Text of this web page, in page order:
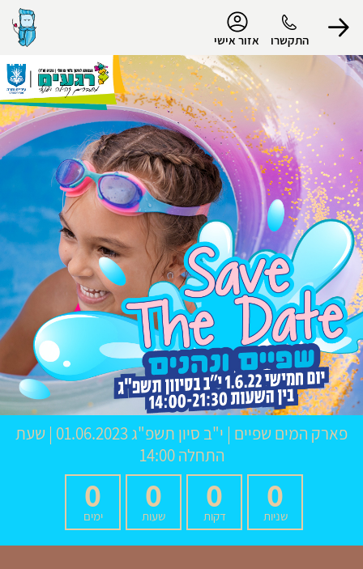
התקשרו אזור אישי
הפרופיל שלי
התנתק
פארק המים שפיים | י"ב סיון תשפ"ג
01.06.2023 | שעת
התחלה 14:00
0
שניות
0
דקות
0
שעות
0
ימים